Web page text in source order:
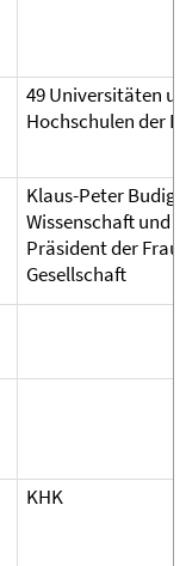
49 Universitäten
Hochschulen der
Klaus-Peter Budig
Wissenschaft und
Präsident der
Gesellschaft
KHK